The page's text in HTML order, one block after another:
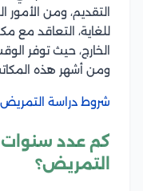
التقديم، ومن
للغاية، التعاقد
الخارج، حيث توفر
ومن أشهر هذه
شروط دراسة
كم عدد سنوات
التمريض؟